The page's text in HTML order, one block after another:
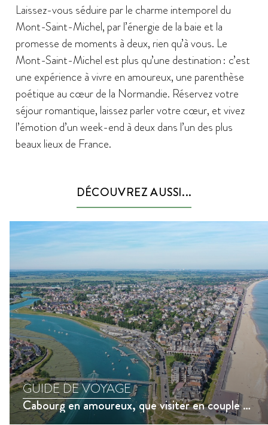
Laissez-vous séduire par le charme intemporel du
Mont-Saint-Michel, par l’énergie de la baie et la
promesse de moments à deux, rien qu’à vous. Le
Mont-Saint-Michel est plus qu’une destination : c’est
une expérience à vivre en amoureux, une parenthèse
poétique au cœur de la Normandie. Réservez votre
séjour romantique, laissez parler votre cœur, et vivez
l’émotion d’un week-end à deux dans l’un des plus
beaux lieux de France.
DÉCOUVREZ AUSSI...
GUIDE DE VOYAGE
Cabourg en amoureux, que visiter en couple à Cabourg